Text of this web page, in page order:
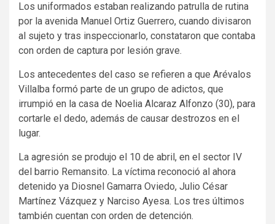
Los uniformados estaban realizando patrulla de rutina
por la avenida Manuel Ortiz Guerrero, cuando divisaron
al sujeto y tras inspeccionarlo, constataron que contaba
con orden de captura por lesión grave.
Los antecedentes del caso se refieren a que Arévalos
Villalba formó parte de un grupo de adictos, que
irrumpió en la casa de Noelia Alcaraz Alfonzo (30), para
cortarle el dedo, además de causar destrozos en el
lugar.
La agresión se produjo el 10 de abril, en el sector IV
del barrio Remansito. La víctima reconoció al ahora
detenido ya Diosnel Gamarra Oviedo, Julio César
Martínez Vázquez y Narciso Ayesa. Los tres últimos
también cuentan con orden de detención.